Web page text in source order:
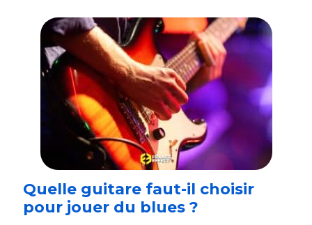
Quelle guitare faut-il choisir
pour jouer du blues ?